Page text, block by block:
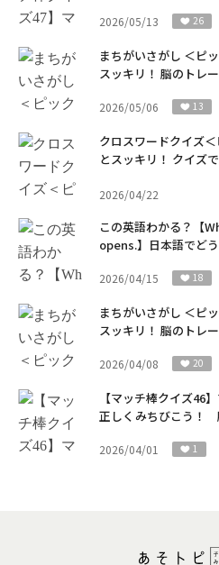
2026/05/13 26
まちがいさがし ＜ピ
スッキリ！ 脳のトレー
2026/05/06 13
クロスワードクイズ
とスッキリ！ クイズ
2026/04/22
この英語わかる？【
opens.】日本語でど
2026/04/15 18
まちがいさがし ＜ピ
スッキリ！ 脳のトレー
2026/04/08 20
【マッチ棒クイズ46
正しくみちびこう！
2026/04/01 1